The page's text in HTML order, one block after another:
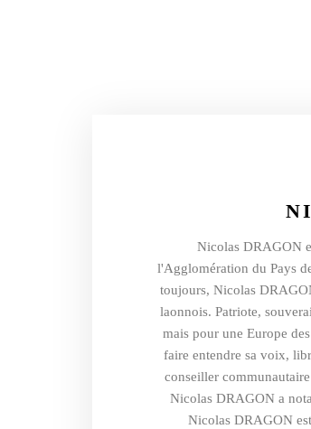
Nicolas DRAGON
l'Agglomération du Pays
toujours, Nicolas
laonnois. Patriote,
mais pour une Europe
faire entendre sa voix,
conseiller
Nicolas DRAGON a
Nicolas DRAGON